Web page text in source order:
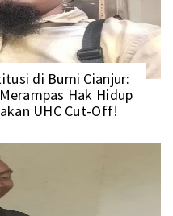
di Bumi Cianjur:
Hak Hidup
UHC Cut-Off!